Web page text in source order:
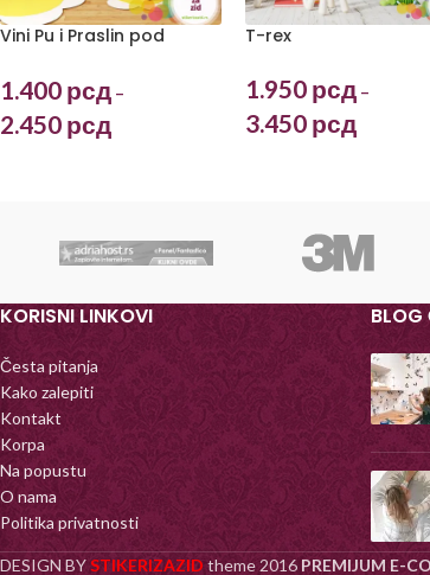
Vini Pu i Praslin pod
1.400 рсд –
2.450 рсд
T-rex
1.950 рсд –
3.450 рсд
KORISNI LINKOVI
Česta pitanja
Kako zalepiti
Kontakt
Korpa
Na popustu
O nama
Politika privatnosti
BLOG
DESIGN BYSTIKERIZAZID theme 2016 PREMIJUM E-